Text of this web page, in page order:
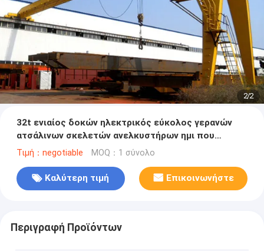
2/2
32t ενιαίος δοκών ηλεκτρικός εύκολος γερανών
ατσάλινων σκελετών ανελκυστήρων ημι που
χρησιμοποιείται
Τιμή：negotiable MOQ：1 σύνολο
Καλύτερη τιμή Επικοινωνήστε
Περιγραφή Προϊόντων